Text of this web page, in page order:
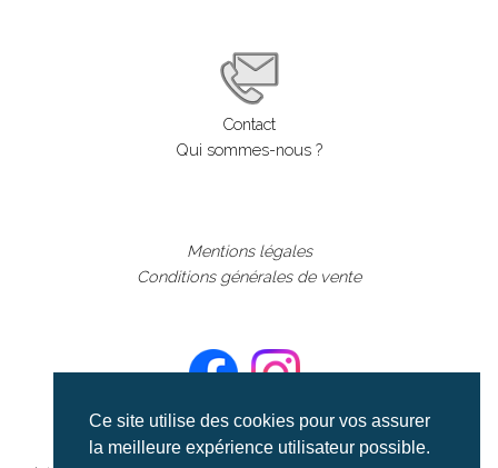
Ce site utilise des cookies pour vos assurer
la meilleure expérience utilisateur possible.
Contact
Qui sommes-nous ?
Mentions légales
Conditions générales de vente
©aerialcollection marque déposée 2024